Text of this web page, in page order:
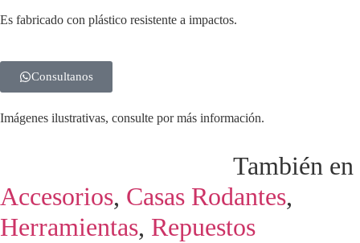
Es fabricado con plástico resistente a impactos.
Consultanos
Imágenes ilustrativas, consulte por más información.
También en
Accesorios, Casas Rodantes,
Herramientas, Repuestos